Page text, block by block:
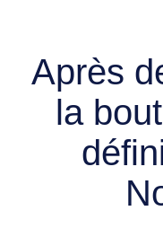
Après
la